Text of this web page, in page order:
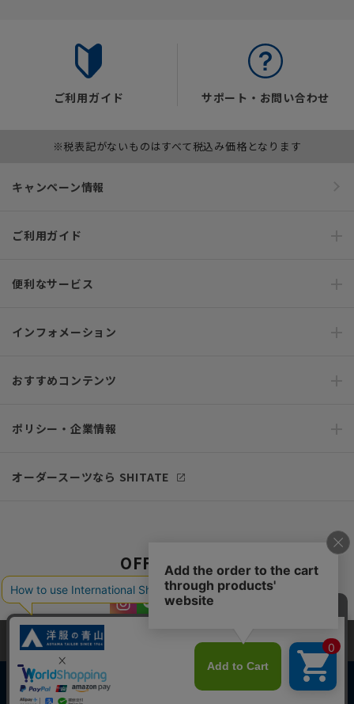
ご利用ガイド サポート・お問い合わせ
※税表記がないものはすべて税込み価格となります
キャンペーン情報
ご利用ガイド
便利なサービス
インフォメーション
おすすめコンテンツ
ポリシー・企業情報
オーダースーツなら SHITATE
OFFICIAL SNS
当サイトでは、快適な閲覧体験とコンテンツ改善のためにCookieを使用
しています。閲覧を続けることで、Cookieの使用に同意したものとみな
します。詳細については